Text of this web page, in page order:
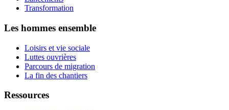
Transformation
Les hommes ensemble
Loisirs et vie sociale
Luttes ouvrières
Parcours de migration
La fin des chantiers
Ressources